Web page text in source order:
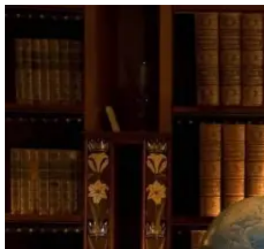
Перейти